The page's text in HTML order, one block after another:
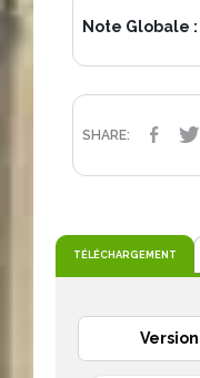
Note Globale :
SHARE:
TÉLÉCHARGEMENT